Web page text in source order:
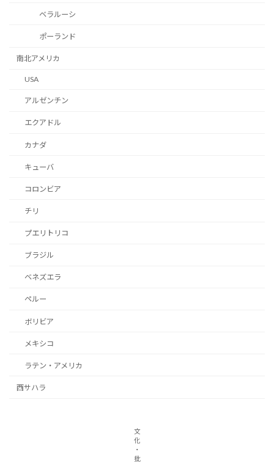
ベラルーシ
ポーランド
南北アメリカ
USA
アルゼンチン
エクアドル
カナダ
キューバ
コロンビア
チリ
プエリトリコ
ブラジル
ベネズエラ
ペルー
ボリビア
メキシコ
ラテン・アメリカ
西サハラ
文
化
・
批